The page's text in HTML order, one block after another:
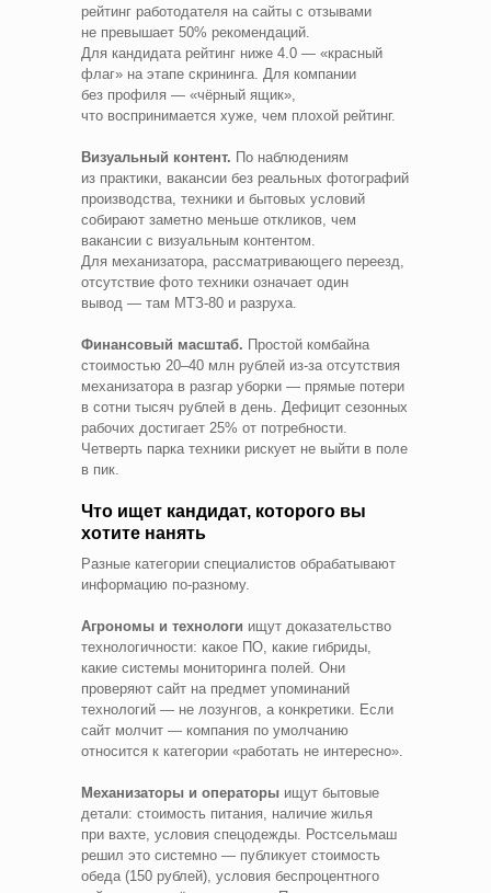
рейтинг работодателя на сайты с отзывами
не превышает 50% рекомендаций.
Для кандидата рейтинг ниже 4.0 — «красный
флаг» на этапе скрининга. Для компании
без профиля — «чёрный ящик»,
что воспринимается хуже, чем плохой рейтинг.
Визуальный контент. По наблюдениям
из практики, вакансии без реальных фотографий
производства, техники и бытовых условий
собирают заметно меньше откликов, чем
вакансии с визуальным контентом.
Для механизатора, рассматривающего переезд,
отсутствие фото техники означает один
вывод — там МТЗ-80 и разруха.
Финансовый масштаб. Простой комбайна
стоимостью 20–40 млн рублей из‑за отсутствия
механизатора в разгар уборки — прямые потери
в сотни тысяч рублей в день. Дефицит сезонных
рабочих достигает 25% от потребности.
Четверть парка техники рискует не выйти в поле
в пик.
Что ищет кандидат, которого вы
хотите нанять
Разные категории специалистов обрабатывают
информацию по‑разному.
Агрономы и технологи ищут доказательство
технологичности: какое ПО, какие гибриды,
какие системы мониторинга полей. Они
проверяют сайт на предмет упоминаний
технологий — не лозунгов, а конкретики. Если
сайт молчит — компания по умолчанию
относится к категории «работать не интересно».
Механизаторы и операторы ищут бытовые
детали: стоимость питания, наличие жилья
при вахте, условия спецодежды. Ростсельмаш
решил это системно — публикует стоимость
обеда (150 рублей), условия беспроцентного